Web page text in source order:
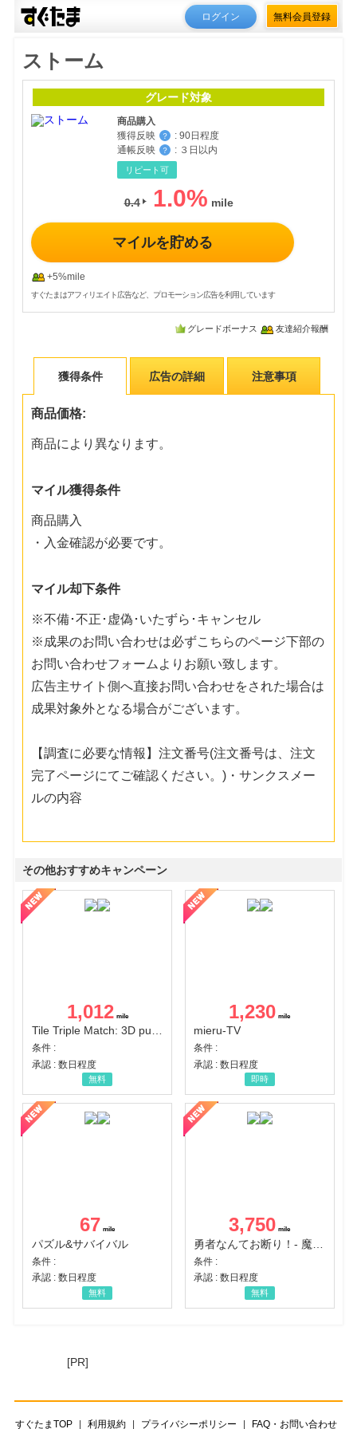
ログイン 無料会員登録
ストーム
グレード対象
商品購入
獲得反映
？ : 90日程度
通帳反映
？ : ３日以内
リピート可
0.4 1.0%
マイルを貯める
+5%mile
すぐたまはアフィリエイト広告など、プロモーション広告を利用しています
グレードボーナス 友達紹介報酬
獲得条件 広告の詳細 注意事項
商品価格:
商品により異なります。
マイル獲得条件
商品購入
・入金確認が必要です。
マイル却下条件
※不備･不正･虚偽･いたずら･キャンセル
※成果のお問い合わせは必ずこちらのページ下部の
お問い合わせフォームよりお願い致します。
広告主サイト側へ直接お問い合わせをされた場合は
成果対象外となる場合がございます。
【調査に必要な情報】注文番号(注文番号は、注文
完了ページにてご確認ください。)・サンクスメー
ルの内容
その他おすすめキャンペーン
1,012
Tile Triple Match: 3D puzzle
条件 :
承認 : 数日程度
無料
1,230
mieru-TV
条件 :
承認 : 数日程度
即時
67
パズル&サバイバル
条件 :
承認 : 数日程度
無料
3,750
条件 :
承認 : 数日程度
無料
[PR]
すぐたまTOP 利用規約 プライバシーポリシー FAQ・お問い合わせ